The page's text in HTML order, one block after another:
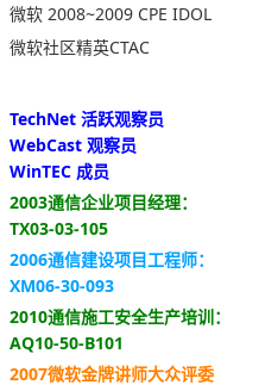
微软 2008~2009 CPE IDOL
微软社区精英CTAC
TechNet 活跃观察员
WebCast 观察员
WinTEC 成员
2003通信企业项目经理：
TX03-03-105
2006通信建设项目工程师：
XM06-30-093
2010通信施工安全生产培训：
AQ10-50-B101
2007微软金牌讲师大众评委